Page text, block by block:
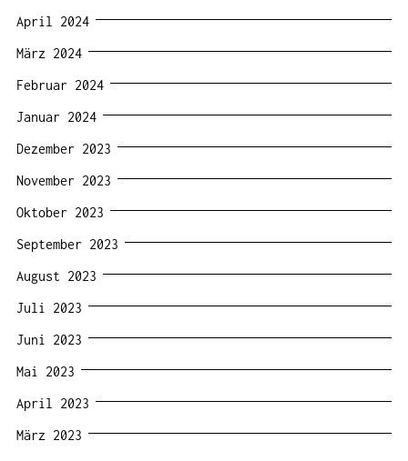
April 2024
März 2024
Februar 2024
Januar 2024
Dezember 2023
November 2023
Oktober 2023
September 2023
August 2023
Juli 2023
Juni 2023
Mai 2023
April 2023
März 2023